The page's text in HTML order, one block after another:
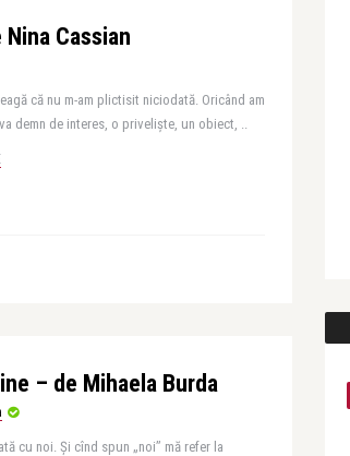
Cassian
că nu m-am plictisit niciodată. Oricând am
demn de interes, o priveliște, un obiect, ..
– de Mihaela Burda
cu noi. Şi cînd spun „noi’’ mă refer la